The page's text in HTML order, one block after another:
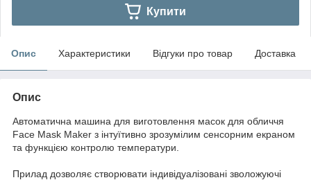
Купити
Опис Характеристики Відгуки про товар Доставка
Опис
Автоматична машина для виготовлення масок для обличчя
Face Mask Maker з інтуїтивно зрозумілим сенсорним екраном
та функцією контролю температури.
Прилад дозволяє створювати індивідуалізовані зволожуючі